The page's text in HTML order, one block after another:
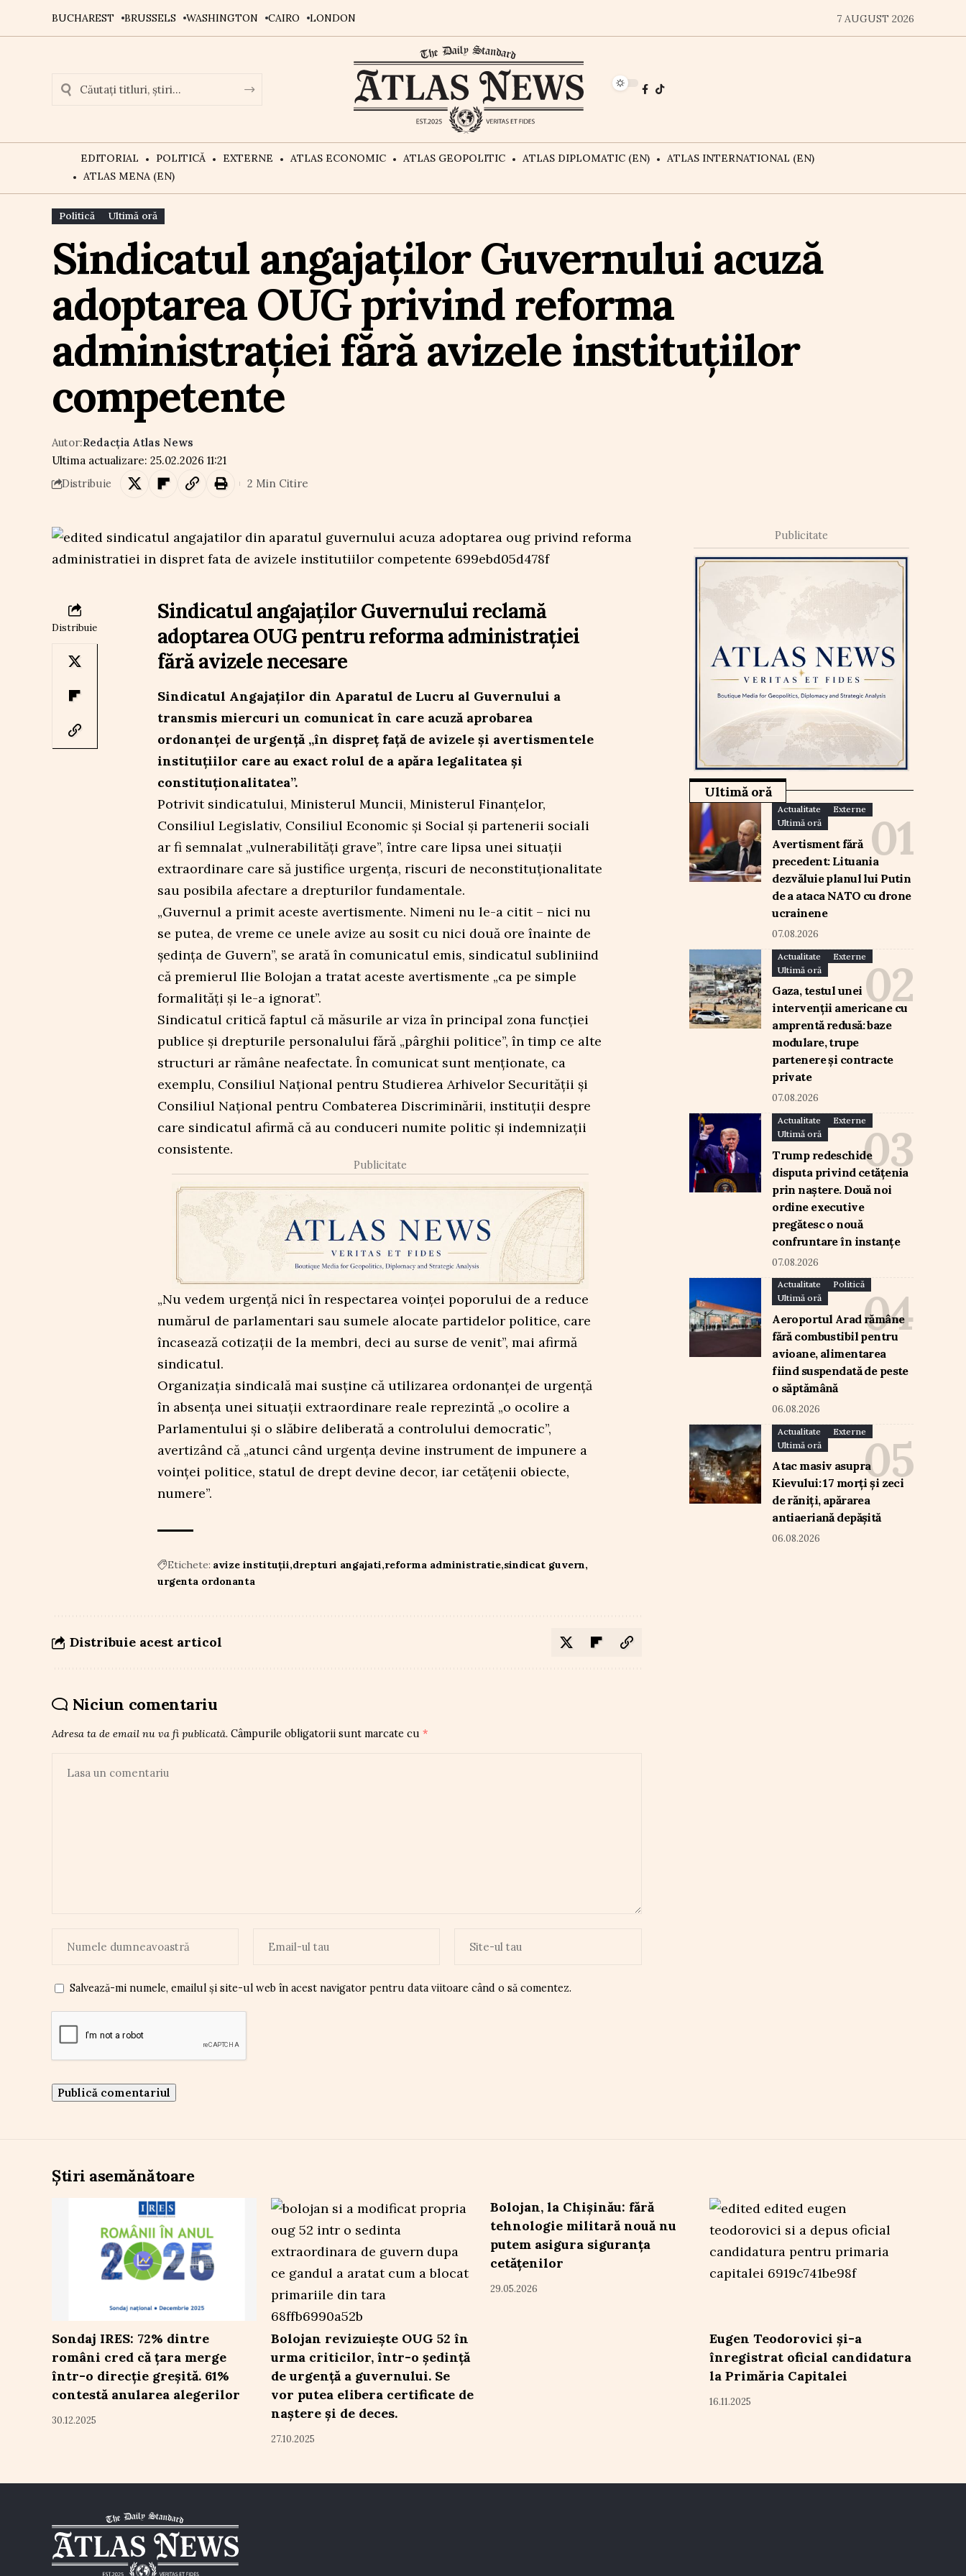
BUCHAREST BRUSSELS WASHINGTON CAIRO LONDON 7 AUGUST 2026
EDITORIAL POLITICĂ EXTERNE ATLAS ECONOMIC ATLAS GEOPOLITIC ATLAS DIPLOMATIC (EN)
ATLAS INTERNATIONAL (EN)
ATLAS MENA (EN)
Politică Ultimă oră
Sindicatul angajaților Guvernului acuză
adoptarea OUG privind reforma
administrației fără avizele instituțiilor
competente
Ultima actualizare: 25.02.2026 11:21
Autor:Redacția Atlas News
Distribuie 2 Min Citire
Distribuie
Sindicatul angajaților Guvernului reclamă
adoptarea OUG pentru reforma administrației
fără avizele necesare
Sindicatul Angajaților din Aparatul de Lucru al Guvernului a
transmis miercuri un comunicat în care acuză aprobarea
ordonanței de urgență „în dispreț față de avizele și avertismentele
instituțiilor care au exact rolul de a apăra legalitatea și
constituționalitatea”.
Potrivit sindicatului, Ministerul Muncii, Ministerul Finanțelor,
Consiliul Legislativ, Consiliul Economic și Social și partenerii sociali
ar fi semnalat „vulnerabilități grave”, între care lipsa unei situații
extraordinare care să justifice urgența, riscuri de neconstituționalitate
sau posibila afectare a drepturilor fundamentale.
„Guvernul a primit aceste avertismente. Nimeni nu le-a citit – nici nu
se putea, de vreme ce unele avize au sosit cu nici două ore înainte de
ședința de Guvern”, se arată în comunicatul emis, sindicatul subliniind
că premierul Ilie Bolojan a tratat aceste avertismente „ca pe simple
formalități și le-a ignorat”.
Sindicatul critică faptul că măsurile ar viza în principal zona funcției
publice și drepturile personalului fără „pârghii politice”, în timp ce alte
structuri ar rămâne neafectate. În comunicat sunt menționate, ca
exemplu, Consiliul Național pentru Studierea Arhivelor Securității și
Consiliul Național pentru Combaterea Discriminării, instituții despre
care sindicatul afirmă că au conduceri numite politic și indemnizații
consistente.
Publicitate
„Nu vedem urgență nici în respectarea voinței poporului de a reduce
numărul de parlamentari sau sumele alocate partidelor politice, care
încasează cotizații de la membri, deci au surse de venit”, mai afirmă
sindicatul.
Organizația sindicală mai susține că utilizarea ordonanței de urgență
în absența unei situații extraordinare reale reprezintă „o ocolire a
Parlamentului și o slăbire deliberată a controlului democratic”,
avertizând că „atunci când urgența devine instrument de impunere a
voinței politice, statul de drept devine decor, iar cetățenii obiecte,
numere”.
Etichete: avize instituții drepturi angajati reforma administratie sindicat guvern
urgenta ordonanta
Distribuie acest articol
Niciun comentariu
Adresa ta de email nu va fi publicată. Câmpurile obligatorii sunt marcate cu *
Salvează-mi numele, emailul și site-ul web în acest navigator pentru data viitoare când o să comentez.
Publicitate
Ultimă oră
Actualitate
Externe
Ultimă oră
Avertisment fără
precedent: Lituania
dezvăluie planul lui Putin
de a ataca NATO cu drone
ucrainene
07.08.2026
Actualitate
Externe
Ultimă oră
Gaza, testul unei
intervenții americane cu
amprentă redusă: baze
modulare, trupe
partenere și contracte
private
07.08.2026
Actualitate
Externe
Ultimă oră
Trump redeschide
disputa privind cetățenia
prin naștere. Două noi
ordine executive
pregătesc o nouă
confruntare în instanțe
07.08.2026
Actualitate
Politică
Ultimă oră
Aeroportul Arad rămâne
fără combustibil pentru
avioane, alimentarea
fiind suspendată de peste
o săptămână
06.08.2026
Actualitate
Externe
Ultimă oră
Atac masiv asupra
Kievului: 17 morți și zeci
de răniți, apărarea
antiaeriană depășită
06.08.2026
Știri asemănătoare
Sondaj IRES: 72% dintre
români cred că țara merge
într-o direcție greșită. 61%
contestă anularea alegerilor
30.12.2025
Bolojan revizuiește OUG 52 în
urma criticilor, într-o ședință
de urgență a guvernului. Se
vor putea elibera certificate de
naștere și de deces.
27.10.2025
Bolojan, la Chișinău: fără
tehnologie militară nouă nu
putem asigura siguranța
cetățenilor
29.05.2026
Eugen Teodorovici și-a
înregistrat oficial candidatura
la Primăria Capitalei
16.11.2025